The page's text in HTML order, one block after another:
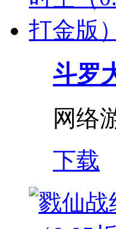
斗罗
网络
下载